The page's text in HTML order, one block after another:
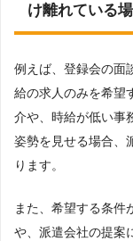
け離れている
例えば、登録会の面
給の求人のみを希望
介や、時給が低い事
姿勢を見せる場合、
ります。
また、希望する条件
や、派遣会社の提案